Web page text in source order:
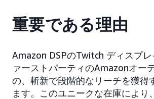
重要である理由
Amazon DSPのTwitch ディスプレ
ァーストパーティのAmazonオー
の、斬新で段階的なリーチを獲得
ます。このユニークな在庫により